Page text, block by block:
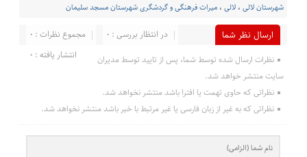
شهرستان لالی ،لالی ،میراث فرهنگی و گردشگری شهرستان مسجد سلیمان
ارسال نظر شما مجموع نظرات : 0
در انتظار بررسی : 0
انتشار یافته : 0
نظرات ارسال شده توسط شما، پس از تایید توسط مدیران
سایت منتشر خواهد شد.
نظراتی که حاوی تهمت یا افترا باشد منتشر نخواهد شد.
نظراتی که به غیر از زبان فارسی یا غیر مرتبط با خبر باشد منتشر نخواهد شد.